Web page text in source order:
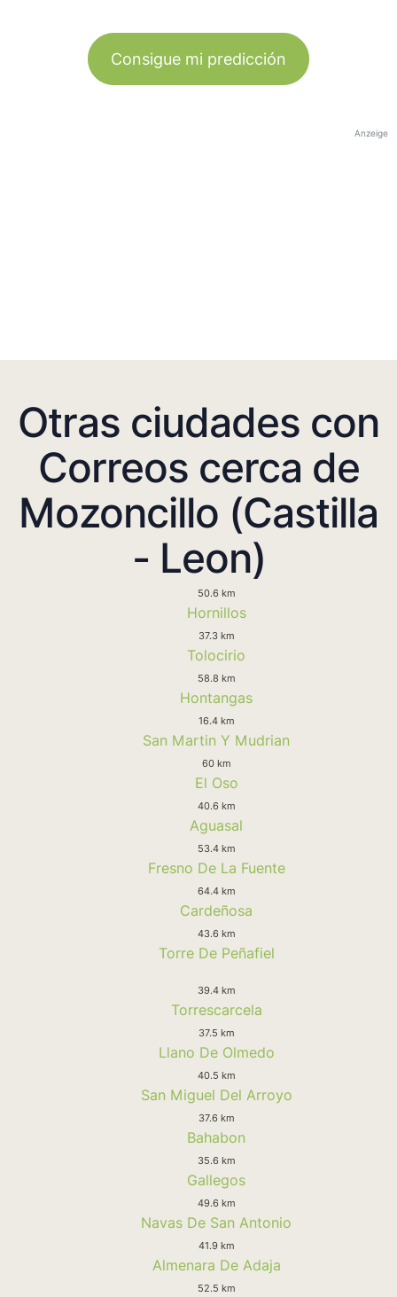
Consigue mi predicción
Anzeige
Otras ciudades con
Correos cerca de
Mozoncillo (Castilla
- Leon)
50.6 km
Hornillos
37.3 km
Tolocirio
58.8 km
Hontangas
16.4 km
San Martin Y Mudrian
60 km
El Oso
40.6 km
Aguasal
53.4 km
Fresno De La Fuente
64.4 km
Cardeñosa
43.6 km
Torre De Peñafiel
39.4 km
Torrescarcela
37.5 km
Llano De Olmedo
40.5 km
San Miguel Del Arroyo
37.6 km
Bahabon
35.6 km
Gallegos
49.6 km
Navas De San Antonio
41.9 km
Almenara De Adaja
52.5 km